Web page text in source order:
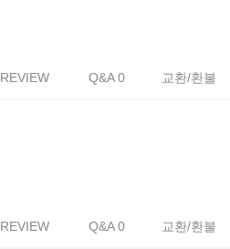
REVIEW Q&A 0 교환/환불
REVIEW Q&A 0 교환/환불